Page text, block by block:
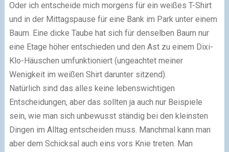
Oder ich entscheide mich morgens für ein weißes T-Shirt
und in der Mittagspause für eine Bank im Park unter einem
Baum. Eine dicke Taube hat sich für denselben Baum nur
eine Etage höher entschieden und den Ast zu einem Dixi-
Klo-Häuschen umfunktioniert (ungeachtet meiner
Wenigkeit im weißen Shirt darunter sitzend).
Natürlich sind das alles keine lebenswichtigen
Entscheidungen, aber das sollten ja auch nur Beispiele
sein, wie man sich unbewusst ständig bei den kleinsten
Dingen im Alltag entscheiden muss. Manchmal kann man
aber dem Schicksal auch eins vors Knie treten. Man